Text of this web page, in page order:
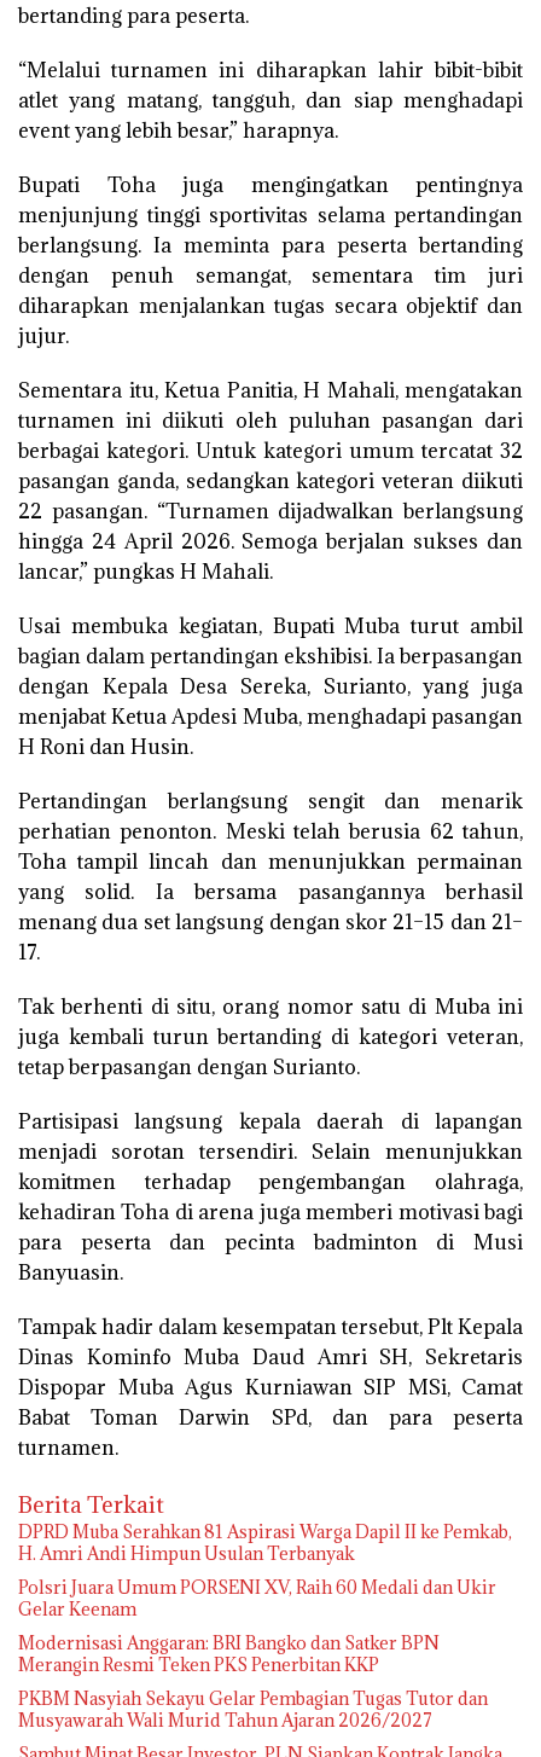
bertanding para peserta.
“Melalui turnamen ini diharapkan lahir bibit-bibit
atlet yang matang, tangguh, dan siap menghadapi
event yang lebih besar,” harapnya.
Bupati Toha juga mengingatkan pentingnya
menjunjung tinggi sportivitas selama pertandingan
berlangsung. Ia meminta para peserta bertanding
dengan penuh semangat, sementara tim juri
diharapkan menjalankan tugas secara objektif dan
jujur.
Sementara itu, Ketua Panitia, H Mahali, mengatakan
turnamen ini diikuti oleh puluhan pasangan dari
berbagai kategori. Untuk kategori umum tercatat 32
pasangan ganda, sedangkan kategori veteran diikuti
22 pasangan. “Turnamen dijadwalkan berlangsung
hingga 24 April 2026. Semoga berjalan sukses dan
lancar,” pungkas H Mahali.
Usai membuka kegiatan, Bupati Muba turut ambil
bagian dalam pertandingan ekshibisi. Ia berpasangan
dengan Kepala Desa Sereka, Surianto, yang juga
menjabat Ketua Apdesi Muba, menghadapi pasangan
H Roni dan Husin.
Pertandingan berlangsung sengit dan menarik
perhatian penonton. Meski telah berusia 62 tahun,
Toha tampil lincah dan menunjukkan permainan
yang solid. Ia bersama pasangannya berhasil
menang dua set langsung dengan skor 21–15 dan 21–
17.
Tak berhenti di situ, orang nomor satu di Muba ini
juga kembali turun bertanding di kategori veteran,
tetap berpasangan dengan Surianto.
Partisipasi langsung kepala daerah di lapangan
menjadi sorotan tersendiri. Selain menunjukkan
komitmen terhadap pengembangan olahraga,
kehadiran Toha di arena juga memberi motivasi bagi
para peserta dan pecinta badminton di Musi
Banyuasin.
Tampak hadir dalam kesempatan tersebut, Plt Kepala
Dinas Kominfo Muba Daud Amri SH, Sekretaris
Dispopar Muba Agus Kurniawan SIP MSi, Camat
Babat Toman Darwin SPd, dan para peserta
turnamen.
Berita Terkait
DPRD Muba Serahkan 81 Aspirasi Warga Dapil II ke Pemkab,
H. Amri Andi Himpun Usulan Terbanyak
Polsri Juara Umum PORSENI XV, Raih 60 Medali dan Ukir
Gelar Keenam
Modernisasi Anggaran: BRI Bangko dan Satker BPN
Merangin Resmi Teken PKS Penerbitan KKP
PKBM Nasyiah Sekayu Gelar Pembagian Tugas Tutor dan
Musyawarah Wali Murid Tahun Ajaran 2026/2027